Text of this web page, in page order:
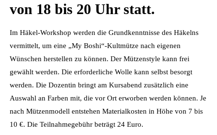
von 18 bis 20 Uhr statt.
Im Häkel-Workshop werden die Grundkenntnisse des Häkelns
vermittelt, um eine „My Boshi“-Kultmütze nach eigenen
Wünschen herstellen zu können. Der Mützenstyle kann frei
gewählt werden. Die erforderliche Wolle kann selbst besorgt
werden. Die Dozentin bringt am Kursabend zusätzlich eine
Auswahl an Farben mit, die vor Ort erworben werden können. Je
nach Mützenmodell entstehen Materialkosten in Höhe von 7 bis
10 €. Die Teilnahmegebühr beträgt 24 Euro.